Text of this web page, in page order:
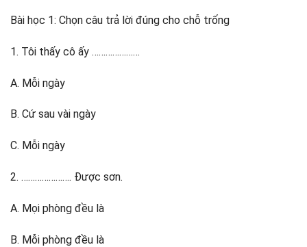
Bài học 1: Chọn câu trả lời đúng cho chỗ trống
1. Tôi thấy cô ấy …………………
A. Mỗi ngày
B. Cứ sau vài ngày
C. Mỗi ngày
2. …………………. Được sơn.
A. Mọi phòng đều là
B. Mỗi phòng đều là